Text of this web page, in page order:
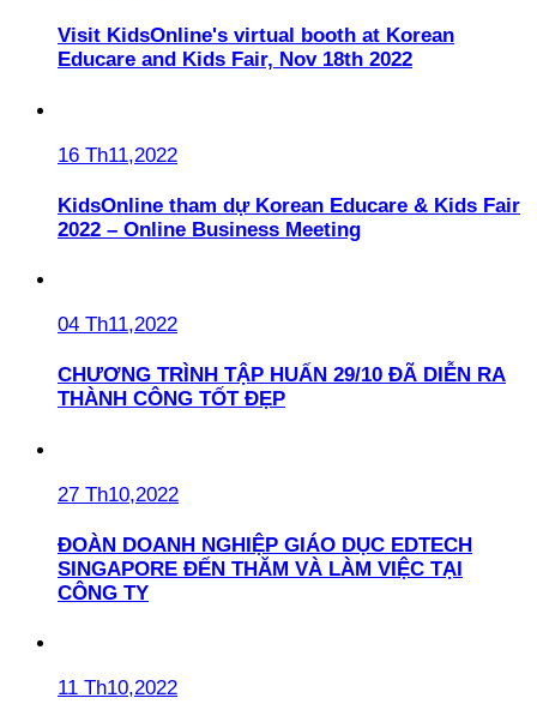
Visit KidsOnline's virtual booth at Korean
Educare and Kids Fair, Nov 18th 2022
16 Th11,2022
KidsOnline tham dự Korean Educare & Kids Fair
2022 – Online Business Meeting
04 Th11,2022
CHƯƠNG TRÌNH TẬP HUẤN 29/10 ĐÃ DIỄN RA
THÀNH CÔNG TỐT ĐẸP
27 Th10,2022
ĐOÀN DOANH NGHIỆP GIÁO DỤC EDTECH
SINGAPORE ĐẾN THĂM VÀ LÀM VIỆC TẠI
CÔNG TY
11 Th10,2022